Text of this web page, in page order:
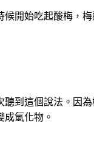
開始吃起酸梅，梅
聽到這個說法。因
成氫化物。